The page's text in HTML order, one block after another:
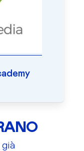
già